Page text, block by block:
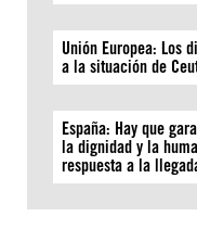
Unión Europea: Los
a la situación de
España: Hay que
la dignidad y la
respuesta a la